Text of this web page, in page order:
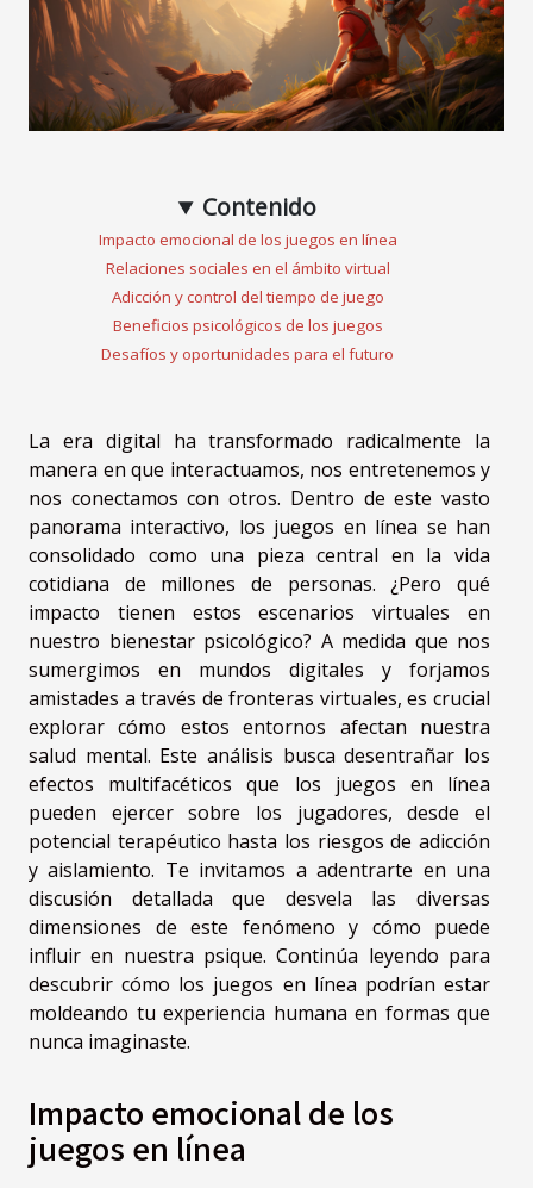
Contenido
Impacto emocional de los juegos en línea
Relaciones sociales en el ámbito virtual
Adicción y control del tiempo de juego
Beneficios psicológicos de los juegos
Desafíos y oportunidades para el futuro
La era digital ha transformado radicalmente la
manera en que interactuamos, nos entretenemos y
nos conectamos con otros. Dentro de este vasto
panorama interactivo, los juegos en línea se han
consolidado como una pieza central en la vida
cotidiana de millones de personas. ¿Pero qué
impacto tienen estos escenarios virtuales en
nuestro bienestar psicológico? A medida que nos
sumergimos en mundos digitales y forjamos
amistades a través de fronteras virtuales, es crucial
explorar cómo estos entornos afectan nuestra
salud mental. Este análisis busca desentrañar los
efectos multifacéticos que los juegos en línea
pueden ejercer sobre los jugadores, desde el
potencial terapéutico hasta los riesgos de adicción
y aislamiento. Te invitamos a adentrarte en una
discusión detallada que desvela las diversas
dimensiones de este fenómeno y cómo puede
influir en nuestra psique. Continúa leyendo para
descubrir cómo los juegos en línea podrían estar
moldeando tu experiencia humana en formas que
nunca imaginaste.
Impacto emocional de los
juegos en línea